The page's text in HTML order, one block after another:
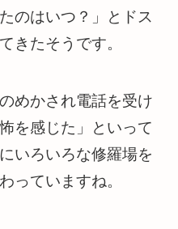
のはいつ？」とドス
きたそうです。
めかされ電話を受け
を感じた」といって
いろいろな修羅場を
っていますね。